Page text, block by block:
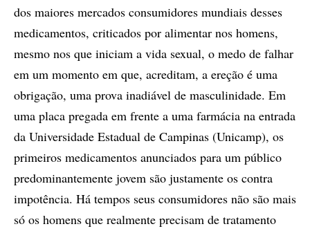
dos maiores mercados consumidores mundiais desses
medicamentos, criticados por alimentar nos homens,
mesmo nos que iniciam a vida sexual, o medo de falhar
em um momento em que, acreditam, a ereção é uma
obrigação, uma prova inadiável de masculinidade. Em
uma placa pregada em frente a uma farmácia na entrada
da Universidade Estadual de Campinas (Unicamp), os
primeiros medicamentos anunciados para um público
predominantemente jovem são justamente os contra
impotência. Há tempos seus consumidores não são mais
só os homens que realmente precisam de tratamento